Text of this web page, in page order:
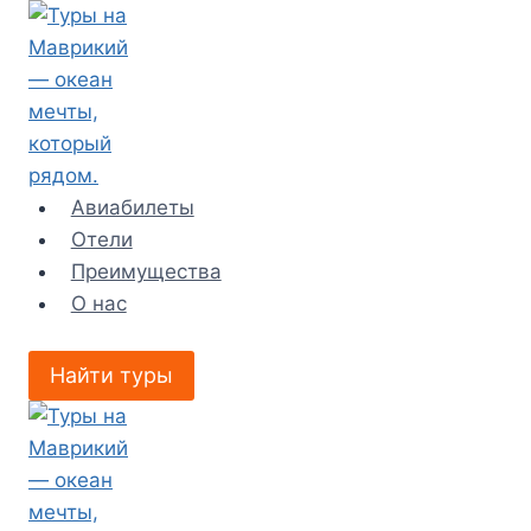
Перейти
содержимому
Авиабилеты
Отели
Преимущества
О нас
Найти туры